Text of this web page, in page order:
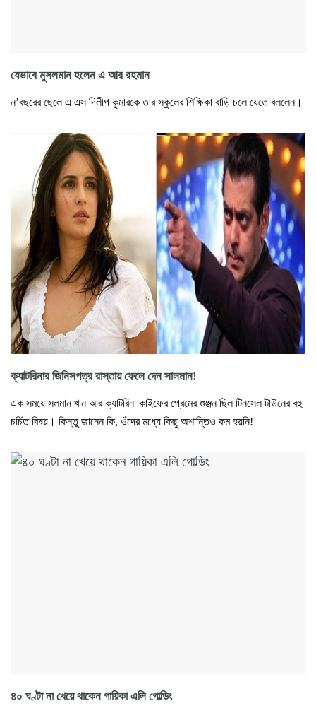
যেভাবে মুসলমান হলেন এ আর রহমান
ন’বছরের ছেলে এ এস দিলীপ কুমারকে তার স্কুলের শিক্ষিকা বাড়ি চলে যেতে বললেন।
ক্যাটরিনার জিনিসপত্র রাস্তায় ফেলে দেন সালমান!
এক সময়ে সলমান খান আর ক্যাটরিনা কাইফের প্রেমের গুঞ্জন ছিল টিনসেল টাউনের বহু
চর্চিত বিষয়। কিন্তু জানেন কি, ওঁদের মধ্যে কিছু অশান্তিও কম হয়নি!
৪০ ঘণ্টা না খেয়ে থাকেন গায়িকা এলি গোল্ডিং